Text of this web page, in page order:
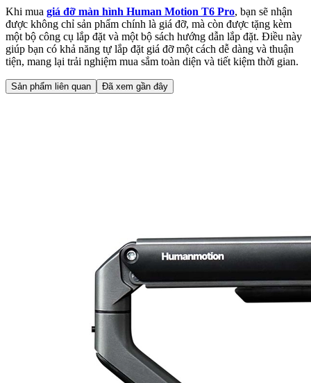
Khi mua giá đỡ màn hình Human Motion T6 Pro, bạn sẽ nhận
được không chỉ sản phẩm chính là giá đỡ, mà còn được tặng kèm
một bộ công cụ lắp đặt và một bộ sách hướng dẫn lắp đặt. Điều này
giúp bạn có khả năng tự lắp đặt giá đỡ một cách dễ dàng và thuận
tiện, mang lại trải nghiệm mua sắm toàn diện và tiết kiệm thời gian.
Sản phẩm liên quan Đã xem gần đây